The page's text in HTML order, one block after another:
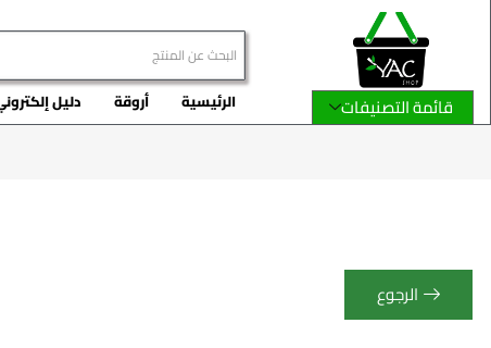
قائمة التصنيفات الرئيسية أروقة دليل
الرجوع